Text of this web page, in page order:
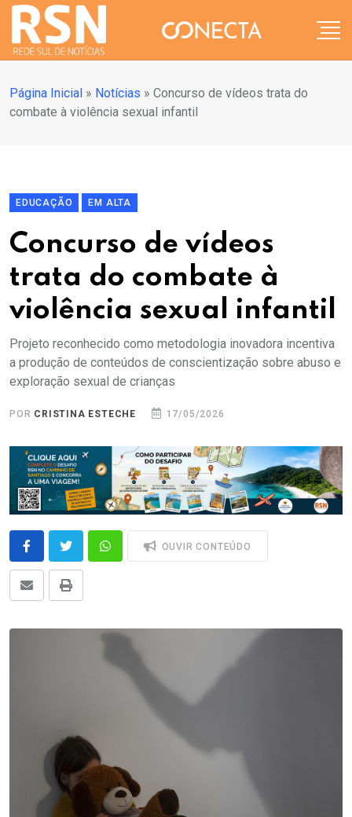
Página Inicial » Notícias » Concurso de vídeos trata do
combate à violência sexual infantil
EDUCAÇÃO EM ALTA
Concurso de vídeos
trata do combate à
violência sexual infantil
Projeto reconhecido como metodologia inovadora incentiva
a produção de conteúdos de conscientização sobre abuso e
exploração sexual de crianças
POR CRISTINA ESTECHE 17/05/2026
OUVIR CONTEÚDO